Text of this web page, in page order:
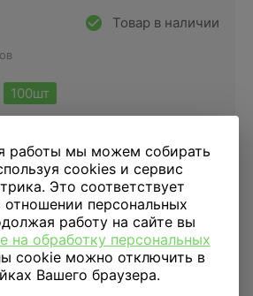
Товар в наличии
100шт
Купить в 1 клик
МКАД 590 руб. от 1 часа
690 руб.+ 50 руб/км.
работы мы можем собирать
cookies и сервис
Это соответствует
персональных
работу на сайте вы
на обработку персональных
cookie можно отключить в
Вашего браузера.